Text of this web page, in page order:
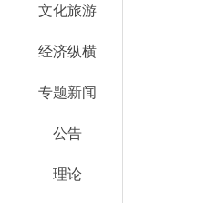
文化旅游
经济纵横
专题新闻
公告
理论